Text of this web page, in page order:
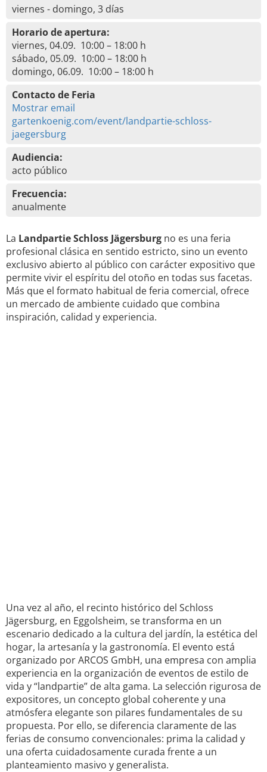
viernes - domingo, 3 días
Horario de apertura:
viernes, 04.09. 10:00 – 18:00 h
sábado, 05.09. 10:00 – 18:00 h
domingo, 06.09. 10:00 – 18:00 h
Contacto de Feria
Mostrar email
gartenkoenig.com/event/landpartie-schloss-
jaegersburg
Audiencia:
acto público
Frecuencia:
anualmente
La Landpartie Schloss Jägersburg no es una feria
profesional clásica en sentido estricto, sino un evento
exclusivo abierto al público con carácter expositivo que
permite vivir el espíritu del otoño en todas sus facetas.
Más que el formato habitual de feria comercial, ofrece
un mercado de ambiente cuidado que combina
inspiración, calidad y experiencia.
Una vez al año, el recinto histórico del Schloss
Jägersburg, en Eggolsheim, se transforma en un
escenario dedicado a la cultura del jardín, la estética del
hogar, la artesanía y la gastronomía. El evento está
organizado por ARCOS GmbH, una empresa con amplia
experiencia en la organización de eventos de estilo de
vida y “landpartie” de alta gama. La selección rigurosa de
expositores, un concepto global coherente y una
atmósfera elegante son pilares fundamentales de su
propuesta. Por ello, se diferencia claramente de las
ferias de consumo convencionales: prima la calidad y
una oferta cuidadosamente curada frente a un
planteamiento masivo y generalista.